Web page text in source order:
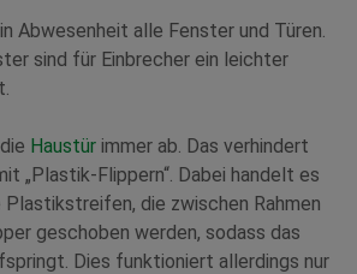
Abwesenheit alle Fenster und Türen.
sind für Einbrecher ein leichter
Haustür immer ab. Das verhindert
„Plastik-Flippern“. Dabei handelt es
Plastikstreifen, die zwischen Rahmen
geschoben werden, sodass das
Dies funktioniert allerdings nur